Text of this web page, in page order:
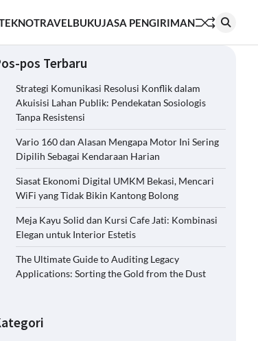
TRAVEL BUKU JASA PENGIRIMAN
pos Terbaru
Strategi Komunikasi Resolusi Konflik dalam
Akuisisi Lahan Publik: Pendekatan Sosiologis
Tanpa Resistensi
Vario 160 dan Alasan Mengapa Motor Ini Sering
Dipilih Sebagai Kendaraan Harian
Siasat Ekonomi Digital UMKM Bekasi, Mencari
WiFi yang Tidak Bikin Kantong Bolong
Meja Kayu Solid dan Kursi Cafe Jati: Kombinasi
Elegan untuk Interior Estetis
The Ultimate Guide to Auditing Legacy
Applications: Sorting the Gold from the Dust